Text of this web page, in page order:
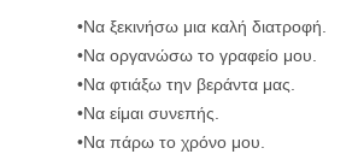
•Να ξεκινήσω μια καλή διατροφή.
•Να οργανώσω το γραφείο μου.
•Να φτιάξω την βεράντα μας.
•Να είμαι συνεπής.
•Να πάρω το χρόνο μου.